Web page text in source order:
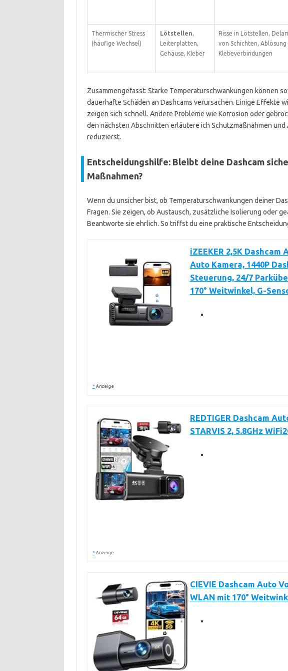
Thermischer Stress
(häufige Wechsel)
Lötstellen,
Leiterplatten,
Gehäuse, Kleber
Risse in Lötstellen,
von Schichten, Ablösung
Klebeverbindungen
Zusammengefasst: Starke Temperaturschwankungen können
dauerhafte Schäden an Dashcams verursachen. Einige Effekte
zeigen sich schnell. Andere Probleme wie Korrosion oder
den nächsten Abschnitten erläutere ich Schutzmaßnahmen und
reduzierst.
Entscheidungshilfe: Bleibt deine Dashcam
Maßnahmen?
Wenn du unsicher bist, ob Temperaturschwankungen deiner
Fragen. Sie zeigen, ob Austausch, zusätzliche Isolierung oder
Beantworte sie ehrlich. So triffst du eine praktische
iZEEKER 2,5K Dashcam
Auto Kamera, 1440P
Steuerung, 24/7
170° Weitwinkel, G-
* Anzeige
REDTIGER Dashcam
STARVIS 2, 5.8GHz
* Anzeige
CIEVIE Dashcam Auto
WLAN mit 170°